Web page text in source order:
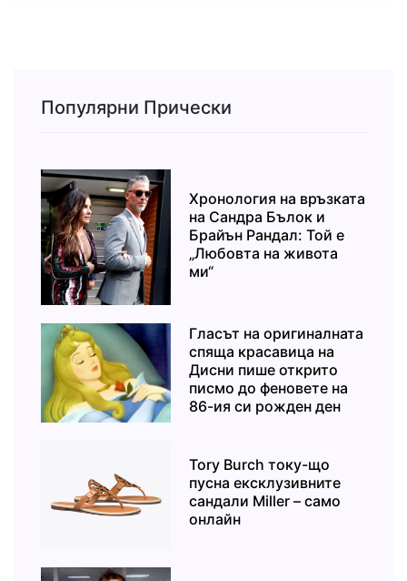
Популярни Прически
Хронология на връзката
на Сандра Бълок и
Брайън Рандал: Той е
„Любовта на живота
ми“
Гласът на оригиналната
спяща красавица на
Дисни пише открито
писмо до феновете на
86-ия си рожден ден
Tory Burch току-що
пусна ексклузивните
сандали Miller – само
онлайн